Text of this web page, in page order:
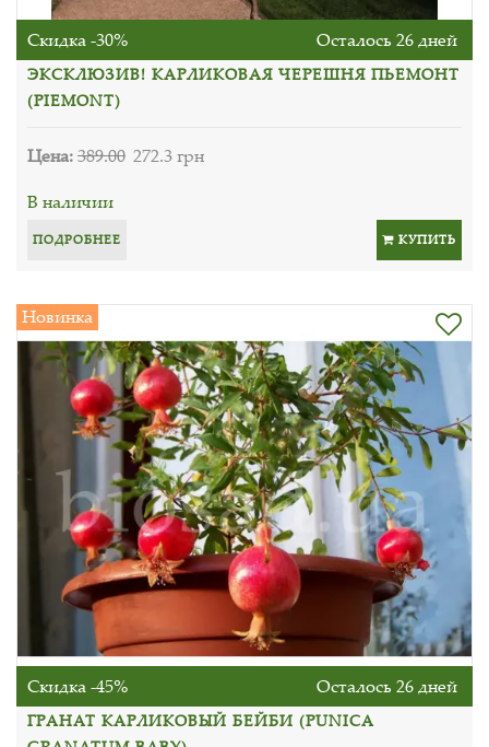
Скидка -30% Осталось 26 дней
ЭКСКЛЮЗИВ! КАРЛИКОВАЯ ЧЕРЕШНЯ ПЬЕМОНТ
(PIEMONT)
Цена:389.00 272.3 грн
В наличии
ПОДРОБНЕЕ КУПИТЬ
Новинка
Скидка -45% Осталось 26 дней
ГРАНАТ КАРЛИКОВЫЙ БЕЙБИ (PUNICA